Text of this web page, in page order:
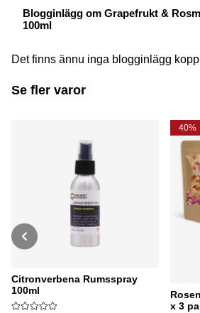
Blogginlägg om Grapefrukt &
100ml
Det finns ännu inga blogginlägg
Se fler varor
Citronverbena Rumsspray
100ml
40%
x 3